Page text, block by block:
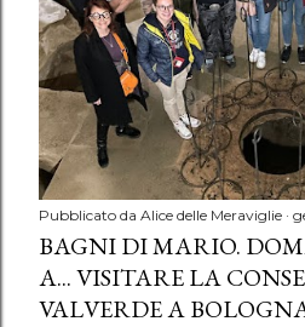
Pubblicato da Alice delle Meraviglie
BAGNI DI MARIO.
A... VISITARE LA
VALVERDE A